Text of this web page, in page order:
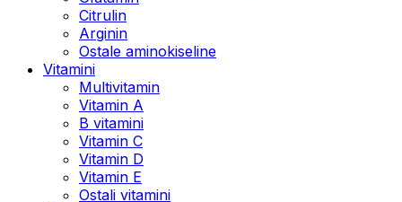
Citrulin
Arginin
Ostale aminokiseline
Vitamini
Multivitamin
Vitamin A
B vitamini
Vitamin C
Vitamin D
Vitamin E
Ostali vitamini